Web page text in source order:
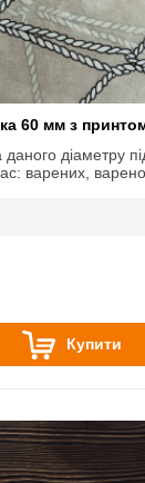
60 мм з
діаметру
варених,
Купити